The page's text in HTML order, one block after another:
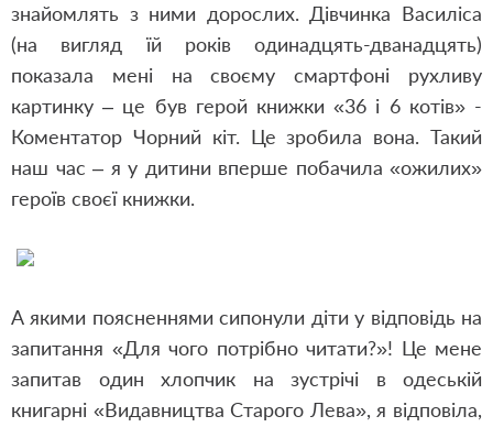
знайомлять з ними дорослих. Дівчинка Василіса
(на вигляд їй років одинадцять-дванадцять)
показала мені на своєму смартфоні рухливу
картинку – це був герой книжки «36 і 6 котів» -
Коментатор Чорний кіт. Це зробила вона. Такий
наш час – я у дитини вперше побачила «ожилих»
героїв своєї книжки.
А якими поясненнями сипонули діти у відповідь на
запитання «Для чого потрібно читати?»! Це мене
запитав один хлопчик на зустрічі в одеській
книгарні «Видавництва Старого Лева», я відповіла,